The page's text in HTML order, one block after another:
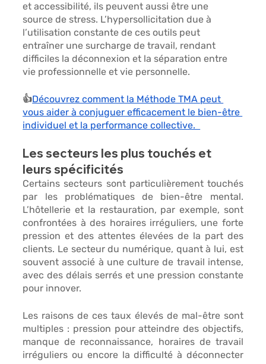
et accessibilité, ils peuvent aussi être une
source de stress. L’hypersollicitation due à
l’utilisation constante de ces outils peut
entraîner une surcharge de travail, rendant
difficiles la déconnexion et la séparation entre
vie professionnelle et vie personnelle.
👍Découvrez comment la Méthode TMA peut
vous aider à conjuguer efficacement le bien-être
individuel et la performance collective.
Les secteurs les plus touchés et
leurs spécificités
Certains secteurs sont particulièrement touchés
par les problématiques de bien-être mental.
L’hôtellerie et la restauration, par exemple, sont
confrontées à des horaires irréguliers, une forte
pression et des attentes élevées de la part des
clients. Le secteur du numérique, quant à lui, est
souvent associé à une culture de travail intense,
avec des délais serrés et une pression constante
pour innover.
Les raisons de ces taux élevés de mal-être sont
multiples : pression
manque de reconnaissance, horaires de travail
irréguliers ou encore la difficulté à déconnecter